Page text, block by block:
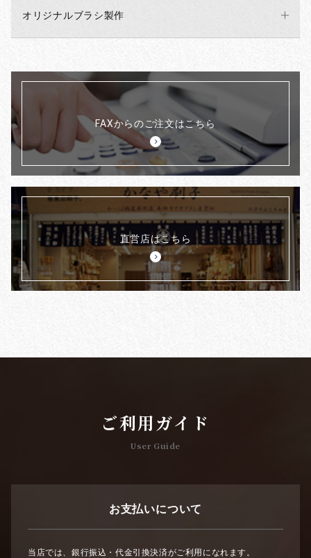
オリジナルブラシ製作
FAXからのご注文はこちら
直営店はこちら
ご利用ガイド
User Guide
お支払いについて
当店では、銀行振込・代金引換決済がご利用になれます。